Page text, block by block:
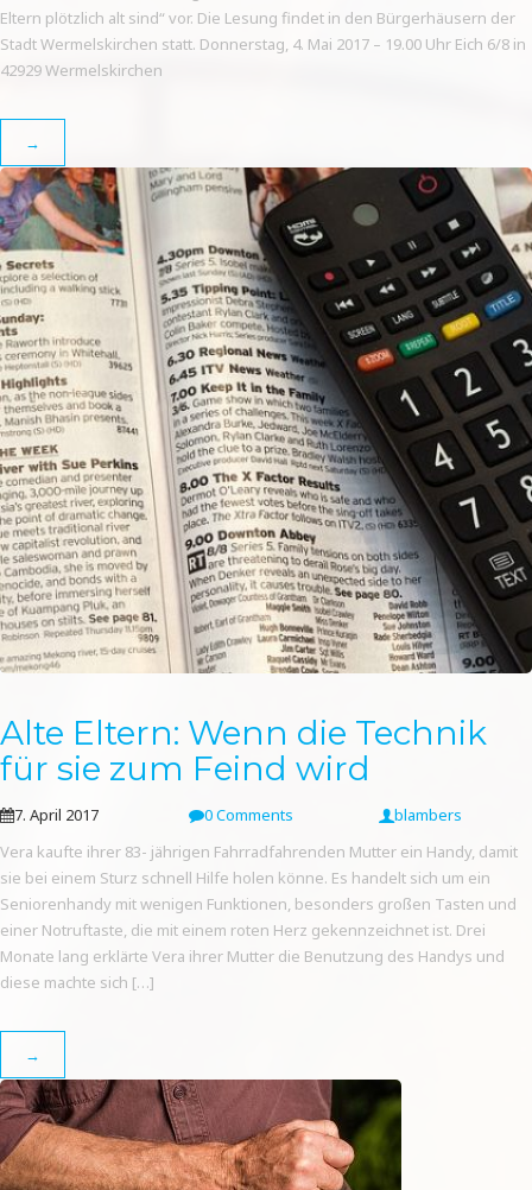
Eltern plötzlich alt sind“ vor. Die Lesung findet in den Bürgerhäusern der
Stadt Wermelskirchen statt. Donnerstag, 4. Mai 2017 – 19.00 Uhr Eich 6/8 in
42929 Wermelskirchen
→
Alte Eltern: Wenn die Technik
für sie zum Feind wird
7. April 2017 0 Comments
blambers
Vera kaufte ihrer 83- jährigen Fahrradfahrenden Mutter ein Handy, damit
sie bei einem Sturz schnell Hilfe holen könne. Es handelt sich um ein
Seniorenhandy mit wenigen Funktionen, besonders großen Tasten und
einer Notruftaste, die mit einem roten Herz gekennzeichnet ist. Drei
Monate lang erklärte Vera ihrer Mutter die Benutzung des Handys und
diese machte sich […]
→